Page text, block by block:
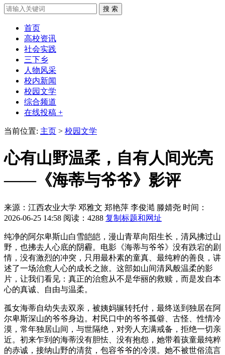
首页
高校资讯
社会实践
三下乡
人物风采
校内新闻
校园文学
综合频道
在线投稿 +
当前位置: 主页 > 校园文学
心有山野温柔，自有人间光亮
——《海蒂与爷爷》影评
来源：江西农业大学 邓雅文 郑艳萍 李俊澔 滕婧尧 时间：
2026-06-25 14:58 阅读：4288 复制标题和网址
纯净的阿尔卑斯山白雪皑皑，漫山青草向阳生长，清风拂过山
野，也拂去人心底的阴霾。电影《海蒂与爷爷》没有跌宕的剧
情，没有激烈的冲突，只用最朴素的童真、最纯粹的善良，讲
述了一场治愈人心的成长之旅。这部如山间清风般温柔的影
片，让我们看见：真正的治愈从不是华丽的救赎，而是发自本
心的真诚、自由与温柔。
孤女海蒂自幼失去双亲，被姨妈辗转托付，最终送到独居在阿
尔卑斯深山的爷爷身边。村民口中的爷爷孤僻、古怪、性情冷
漠，常年独居山间，与世隔绝，对旁人充满戒备，拒绝一切亲
近。初来乍到的海蒂没有胆怯、没有抱怨，她带着孩童最纯粹
的赤诚，接纳山野的清贫，包容爷爷的冷漠。她不被世俗流言